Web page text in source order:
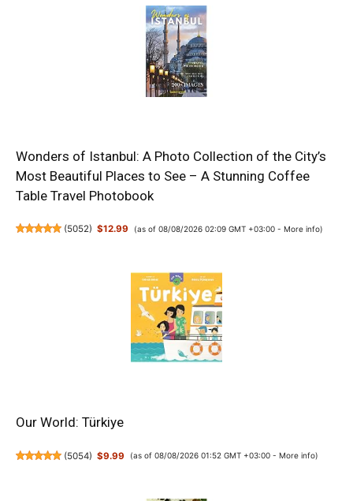
Wonders of Istanbul: A Photo Collection of the City’s
Most Beautiful Places to See – A Stunning Coffee
Table Travel Photobook
(5052) $12.99 (as of 08/08/2026 02:09 GMT +03:00 - More info)
Our World: Türkiye
(5054) $9.99 (as of 08/08/2026 01:52 GMT +03:00 - More info)